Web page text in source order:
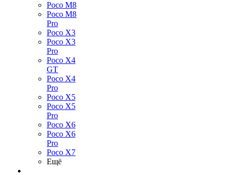
Poco M8
Poco M8
Pro
Poco X3
Poco X3
Pro
Poco X4
GT
Poco X4
Pro
Poco X5
Poco X5
Pro
Poco X6
Poco X6
Pro
Poco X7
Ещё